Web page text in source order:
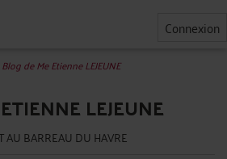
Connexion
Blog de Me Etienne LEJEUNE
LEJEUNE
AU BARREAU DU HAVRE